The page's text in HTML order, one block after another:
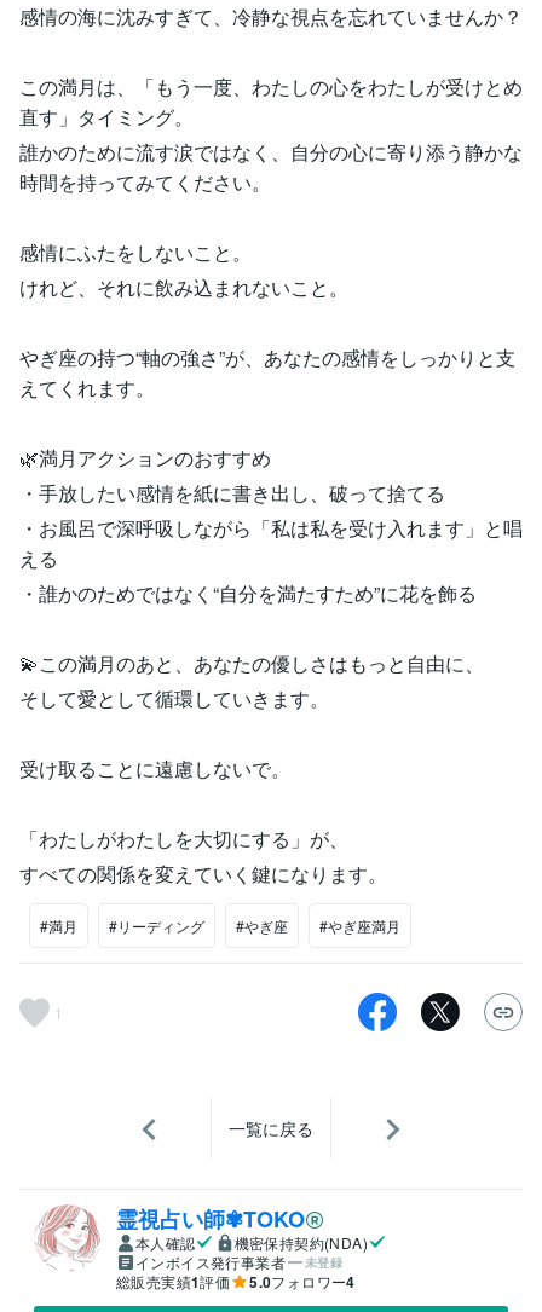
感情の海に沈みすぎて、冷静な視点を忘れていませんか？
この満月は、「もう一度、わたしの心をわたしが受けとめ
直す」タイミング。
誰かのために流す涙ではなく、自分の心に寄り添う静かな
時間を持ってみてください。
感情にふたをしないこと。
けれど、それに飲み込まれないこと。
やぎ座の持つ“軸の強さ”が、あなたの感情をしっかりと支
えてくれます。
🌿満月アクションのおすすめ
・手放したい感情を紙に書き出し、破って捨てる
・お風呂で深呼吸しながら「私は私を受け入れます」と唱
える
・誰かのためではなく“自分を満たすため”に花を飾る
💫この満月のあと、あなたの優しさはもっと自由に、
そして愛として循環していきます。
受け取ることに遠慮しないで。
「わたしがわたしを大切にする」が、
すべての関係を変えていく鍵になります。
#満月 #リーディング #やぎ座 #やぎ座満月
1
一覧に戻る
霊視占い師✾TOKO
本人確認
機密保持契約(NDA)
インボイス発行事業者
未登録
総販売実績1評価 5.0フォロワー4